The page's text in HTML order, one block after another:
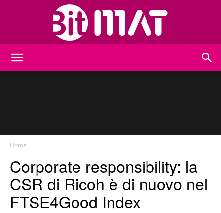
Home
Corporate responsibility: la
CSR di Ricoh è di nuovo nel
FTSE4Good Index